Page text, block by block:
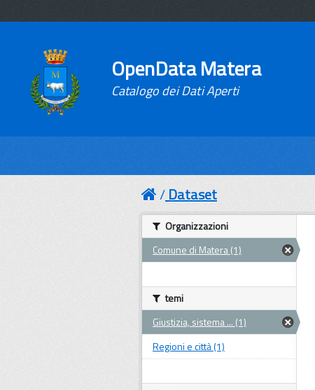
OpenData Matera
Catalogo dei Dati Aperti
Dataset
Organizzazioni
Comune di Matera (1)
temi
Giustizia, sistema ... (1)
Regioni e città (1)